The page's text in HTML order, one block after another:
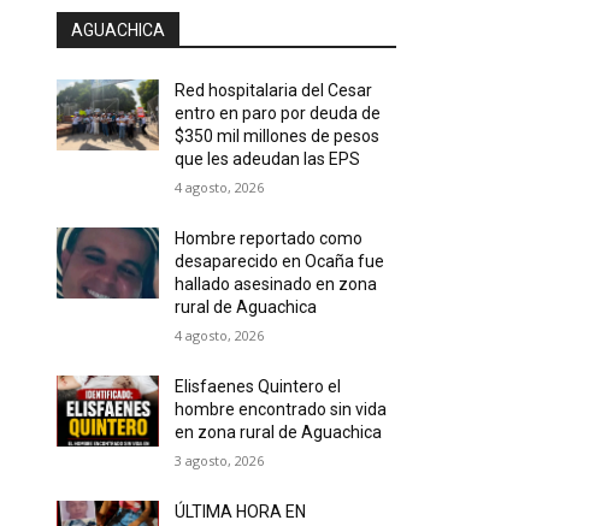
AGUACHICA
Red hospitalaria del Cesar
entro en paro por deuda de
$350 mil millones de pesos
que les adeudan las EPS
4 agosto, 2026
Hombre reportado como
desaparecido en Ocaña fue
hallado asesinado en zona
rural de Aguachica
4 agosto, 2026
Elisfaenes Quintero el
hombre encontrado sin vida
en zona rural de Aguachica
3 agosto, 2026
ÚLTIMA HORA EN